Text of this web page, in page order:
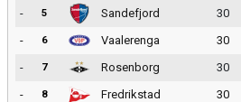
-
5 Sandefjord 30
-
6 Vaalerenga 30
-
7 Rosenborg 30
-
8 Fredrikstad 30